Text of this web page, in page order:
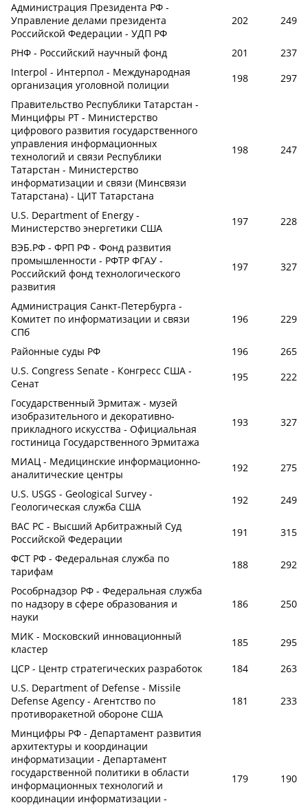
Администрация Президента РФ -
Управление делами президента
Российской Федерации - УДП РФ
202 249
РНФ - Российский научный фонд 201
237
Interpol - Интерпол - Международная
организация уголовной полиции
198
297
Правительство Республики Татарстан -
Минцифры РТ - Министерство
цифрового развития государственного
управления информационных
технологий и связи Республики
Татарстан - Министерство
информатизации и связи (Минсвязи
Татарстана) - ЦИТ Татарстана
198 247
U.S. Department of Energy -
Министерство энергетики США
197
228
ВЭБ.РФ - ФРП РФ - Фонд развития
промышленности - РФТР ФГАУ -
Российский фонд технологического
развития
197 327
Администрация Санкт-Петербурга -
Комитет по информатизации и связи
СПб
196 229
Районные суды РФ 196
265
U.S. Congress Senate - Конгресс США -
Сенат
195
222
Государственный Эрмитаж - музей
изобразительного и декоративно-
прикладного искусства - Официальная
гостиница Государственного Эрмитажа
193 327
МИАЦ - Медицинские информационно-
аналитические центры
192
275
U.S. USGS - Geological Survey -
Геологическая служба США
192
249
ВАС РС - Высший Арбитражный Суд
Российской Федерации
191
315
ФСТ РФ - Федеральная служба по
тарифам
188
292
Рособрнадзор РФ - Федеральная служба
по надзору в сфере образования и
науки
186 250
МИК - Московский инновационный
кластер
185
295
ЦСР - Центр стратегических разработок
184
263
U.S. Department of Defense - Missile
Defense Agency - Агентство по
противоракетной обороне США
181 233
Минцифры РФ - Департамент развития
архитектуры и координации
информатизации - Департамент
государственной политики в области
информационных технологий и
координации информатизации -
179 190